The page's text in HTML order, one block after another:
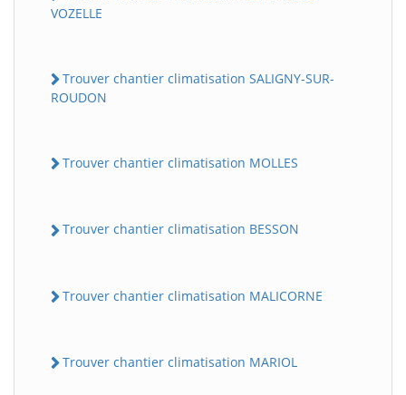
VOZELLE
Trouver chantier climatisation SALIGNY-SUR-
ROUDON
Trouver chantier climatisation MOLLES
Trouver chantier climatisation BESSON
Trouver chantier climatisation MALICORNE
Trouver chantier climatisation MARIOL